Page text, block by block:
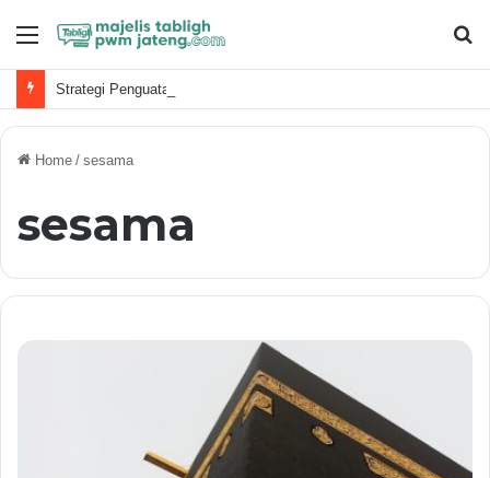
Menu
Strategi Penguatan Dakwah Digital Muhammadiyah
Home / sesama
sesama